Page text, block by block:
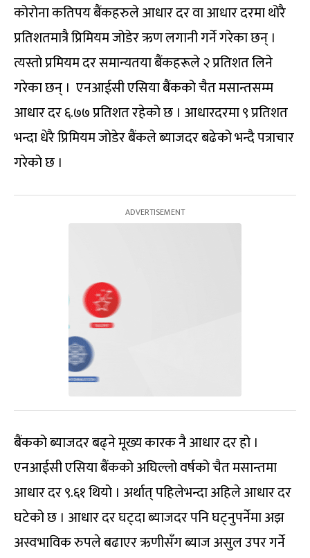
कोरोना कतिपय बैंकहरुले आधार दर वा आधार दरमा थोरै
प्रतिशतमात्रै प्रिमियम जोडेर ऋण लगानी गर्ने गरेका छन् ।
त्यस्तो प्रमियम दर समान्यतया बैंकहरूले २ प्रतिशत लिने
गरेका छन् । एनआईसी एसिया बैंकको चैत मसान्तसम्म
आधार दर ६.७७ प्रतिशत रहेको छ । आधारदरमा ९ प्रतिशत
भन्दा धेरै प्रिमियम जोडेर बैंकले ब्याजदर बढेको भन्दै पत्राचार
गरेको छ ।
बैंकको ब्याजदर बढ्ने मूख्य कारक नै आधार दर हो ।
एनआईसी एसिया बैंकको अघिल्लो वर्षको चैत मसान्तमा
आधार दर ९.६१ थियो । अर्थात् पहिलेभन्दा अहिले आधार दर
घटेको छ । आधार दर घट्दा ब्याजदर पनि घट्नुपर्नेमा अझ
अस्वभाविक रुपले बढाएर ऋणीसँग ब्याज असुल उपर गर्ने